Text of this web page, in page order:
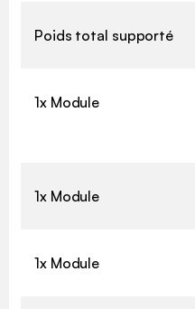
Poids total supporté
1x Module
1x Module
1x Module